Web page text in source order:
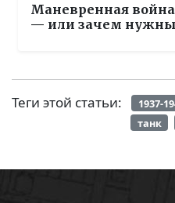
Маневренная
— или зачем нужны
Теги этой статьи: 1937-
танк